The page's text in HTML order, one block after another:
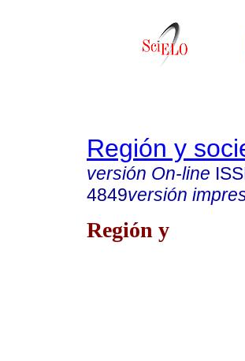
Región y
versión On-line
4849versión
Región y